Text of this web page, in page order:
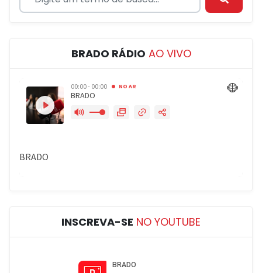
BRADO RÁDIO AO VIVO
INSCREVA-SE NO YOUTUBE